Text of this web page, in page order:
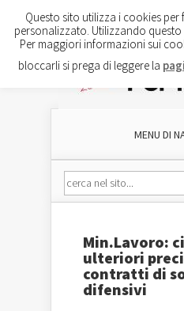
MENU DI
Min.Lavoro:
ulteriori
contratti di
difensivi
Questo sito utilizza i cookies
personalizzato. Utilizzando
Per maggiori informazioni sui
bloccarli si prega di leggere la